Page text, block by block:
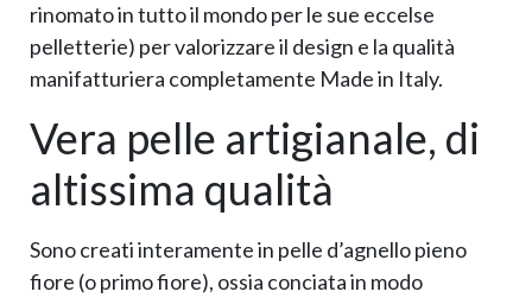
rinomato in tutto il mondo per le sue eccelse
pelletterie) per valorizzare il design e la qualità
manifatturiera completamente Made in Italy.
Vera pelle artigianale, di
altissima qualità
Sono creati interamente in pelle d’agnello pieno
fiore (o primo fiore), ossia conciata in modo